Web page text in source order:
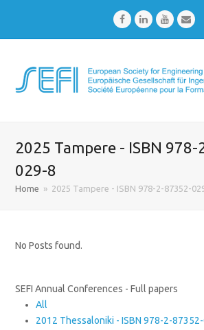
FacebookLinkedInYoutube
2025 Tampere - ISBN
029-8
Home » 2025 Tampere - ISBN 978-2-87352-
No Posts found.
SEFI Annual Conferences - Full papers
All
2012 Thessaloniki - ISBN 978-2-